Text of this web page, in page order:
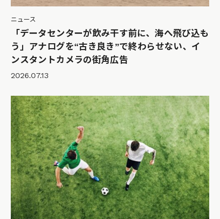
ニュース
「データセンターが飲み干す前に、海へ飛び込も
う」アナログを“古き良き”で終わらせない、イ
ンスタントカメラの街角広告
2026.07.13